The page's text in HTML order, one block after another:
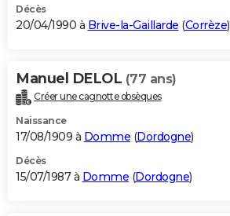
Décès
20/04/1990 à Brive-la-Gaillarde (Corrèze)
Manuel DELOL (77 ans)
Créer une cagnotte obsèques
Naissance
17/08/1909 à Domme (Dordogne)
Décès
15/07/1987 à Domme (Dordogne)